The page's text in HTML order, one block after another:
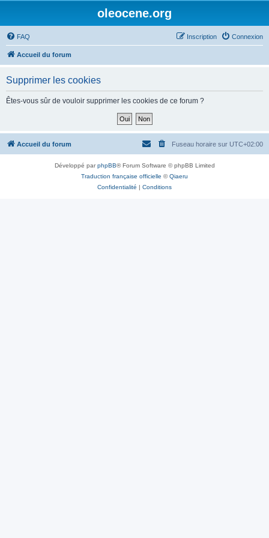
oleocene.org
FAQ Connexion
Inscription
Accueil du forum
Supprimer les cookies
Êtes-vous sûr de vouloir supprimer les cookies de ce forum ?
Accueil du forum Fuseau horaire sur UTC+02:00
Développé parphpBB® Forum Software © phpBB Limited
Traduction française officielle ©Qiaeru
Confidentialité | Conditions